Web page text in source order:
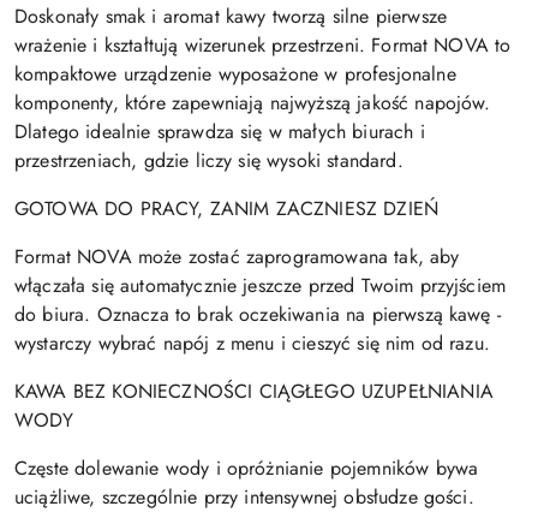
Doskonały smak i aromat kawy tworzą silne pierwsze
wrażenie i kształtują wizerunek przestrzeni. Format NOVA to
kompaktowe urządzenie wyposażone w profesjonalne
komponenty, które zapewniają najwyższą jakość napojów.
Dlatego idealnie sprawdza się w małych biurach i
przestrzeniach, gdzie liczy się wysoki standard.
GOTOWA DO PRACY, ZANIM ZACZNIESZ DZIEŃ
Format NOVA może zostać zaprogramowana tak, aby
włączała się automatycznie jeszcze przed Twoim przyjściem
do biura. Oznacza to brak oczekiwania na pierwszą kawę -
wystarczy wybrać napój z menu i cieszyć się nim od razu.
KAWA BEZ KONIECZNOŚCI CIĄGŁEGO UZUPEŁNIANIA
WODY
Częste dolewanie wody i opróżnianie pojemników bywa
uciążliwe, szczególnie przy intensywnej obsłudze gości.